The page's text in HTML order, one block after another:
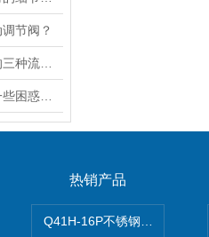
节阀？
热销产品
Q41H-16P不锈钢硬密封球阀